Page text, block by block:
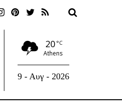
20 °C
Athens
9 - Αυγ - 2026